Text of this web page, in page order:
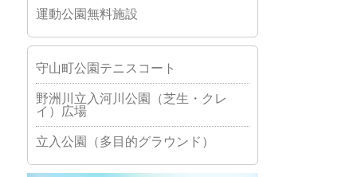
運動公園無料施設
守山町公園テニスコート
野洲川立入河川公園（芝生・クレ
イ）広場
立入公園（多目的グラウンド）